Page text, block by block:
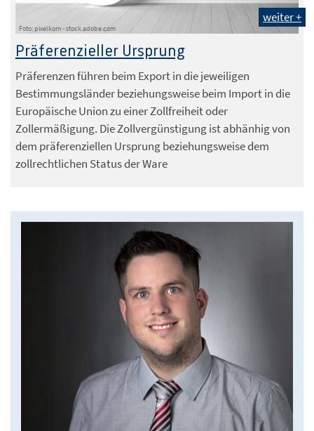
Foto: pixelkorn - stock.adobe.com
weiter +
Präferenzieller Ursprung
Präferenzen führen beim Export in die jeweiligen
Bestimmungsländer beziehungsweise beim Import in die
Europäische Union zu einer Zollfreiheit oder
Zollermäßigung. Die Zollvergünstigung ist abhänhig von
dem präferenziellen Ursprung beziehungsweise dem
zollrechtlichen Status der Ware